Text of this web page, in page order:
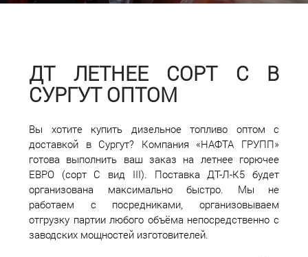
ДТ ЛЕТНЕЕ СОРТ С В
СУРГУТ ОПТОМ
Вы хотите купить дизельное топливо оптом с
доставкой в Сургут? Компания «НАФТА ГРУПП»
готова выполнить ваш заказ на летнее горючее
ЕВРО (сорт С вид III). Поставка ДТ-Л-К5 будет
организована максимально быстро. Мы не
работаем с посредниками, организовываем
отгрузку партии любого объёма непосредственно с
заводских мощностей изготовителей.